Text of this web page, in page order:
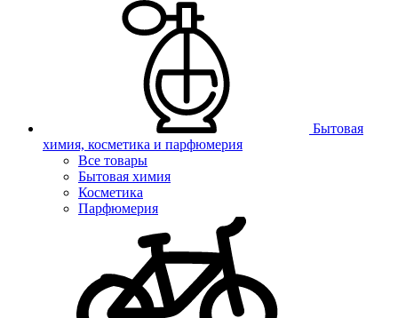
Бытовая
химия, косметика и парфюмерия
Все товары
Бытовая химия
Косметика
Парфюмерия